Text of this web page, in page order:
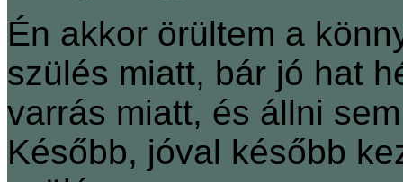
Én akkor örültem a
szülés miatt, bár jó hat
varrás miatt, és állni
Később, jóval később